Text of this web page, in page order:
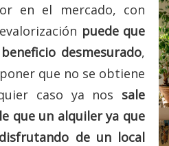
en el mercado, con
puede que
desmesurado,
que no se obtiene
caso ya nos sale
que un alquiler ya que
de un local